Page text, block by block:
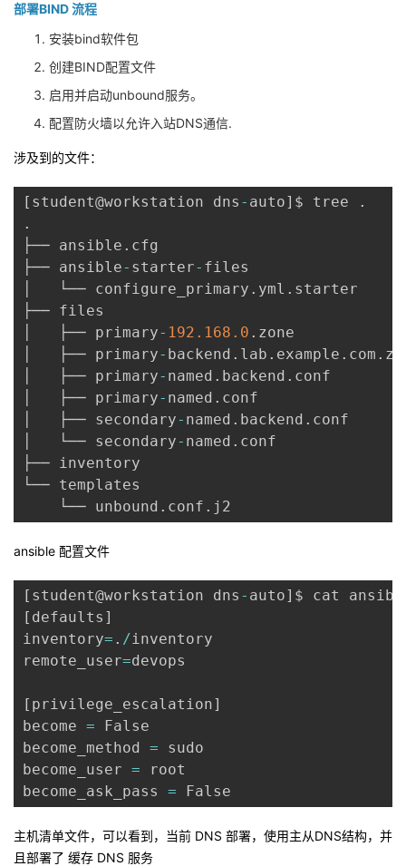
坛
圈
的
播
我
活
的
我
开
发
者
学
堂
证
实
验
的
收
藏
的
Programs
我
的
支
持
持
建
议
部署BIND 流程
安装bind软件包
创建BIND配置文件
启用并启动unbound服务。
配置防火墙以允许入站DNS通信.
涉及到的文件：
[ student@workstation dns - auto] $ tree
.
.
├── ansible . cfg
├── ansible- starter- files
│   └── configure_primary . yml . starter
├── files
│   ├── primary- 192.168 .0 . zone
│   ├── primary- backend . lab . example . com .
│   ├── primary- named . backend . conf
│   ├── primary- named . conf
│   ├── secondary- named . backend . conf
│   └── secondary- named . conf
├── inventory
└── templates
    └── unbound
. conf .
ansible 配置文件
[ student@workstation dns - auto] $ cat
[ defaults ]
inventory= . /inventory
remote_user=devops
[ privilege_escalation]
become = False
become_method = sudo
become_user = root
become_ask_pass =
主机清单文件，可以看到，当前 DNS 部署，使用主从DNS结构，并
且部署了 缓存 DNS 服务